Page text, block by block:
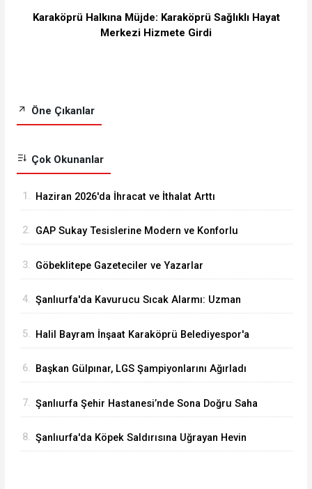
Karaköprü Halkına Müjde: Karaköprü Sağlıklı Hayat
Merkezi Hizmete Girdi
Öne Çıkanlar
Çok Okunanlar
1. Haziran 2026'da İhracat ve İthalat Arttı
2. GAP Sukay Tesislerine Modern ve Konforlu
3. Göbeklitepe Gazeteciler ve Yazarlar
Öldürür, Havuz Güldürür
4. Şanlıurfa'da Kavurucu Sıcak Alarmı: Uzman
5. Halil Bayram İnşaat Karaköprü Belediyespor'a
6. Başkan Gülpınar, LGS Şampiyonlarını Ağırladı
7. Şanlıurfa Şehir Hastanesi’nde Sona Doğru Saha
8. Şanlıurfa'da Köpek Saldırısına Uğrayan Hevin